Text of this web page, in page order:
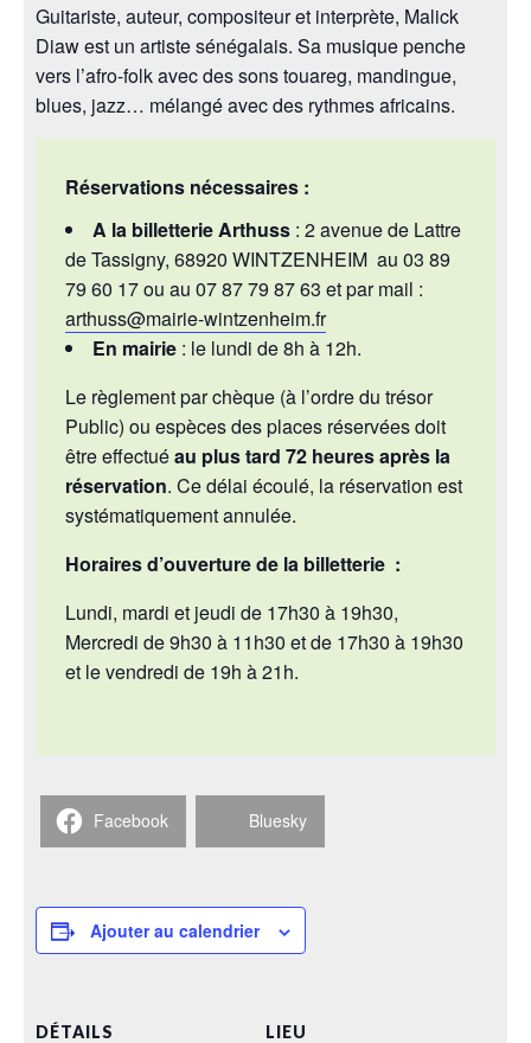
Guitariste, auteur, compositeur et interprète, Malick
Diaw est un artiste sénégalais. Sa musique penche
vers l’afro-folk avec des sons touareg, mandingue,
blues, jazz… mélangé avec des rythmes africains.
Réservations nécessaires :
A la billetterie Arthuss : 2 avenue de Lattre
de Tassigny, 68920 WINTZENHEIM au 03 89
79 60 17 ou au 07 87 79 87 63 et par mail :
arthuss@mairie-wintzenheim.fr
En mairie : le lundi de 8h à 12h.
Le règlement par chèque (à l’ordre du trésor
Public) ou espèces des places réservées doit
être effectuéau plus tard 72 heures après la
réservation. Ce délai écoulé, la réservation est
systématiquement annulée.
Horaires d’ouverture de la billetterie :
Lundi, mardi et jeudi de 17h30 à 19h30,
Mercredi de 9h30 à 11h30 et de 17h30 à 19h30
et le vendredi de 19h à 21h.
Facebook Bluesky
Ajouter au calendrier
DÉTAILS LIEU